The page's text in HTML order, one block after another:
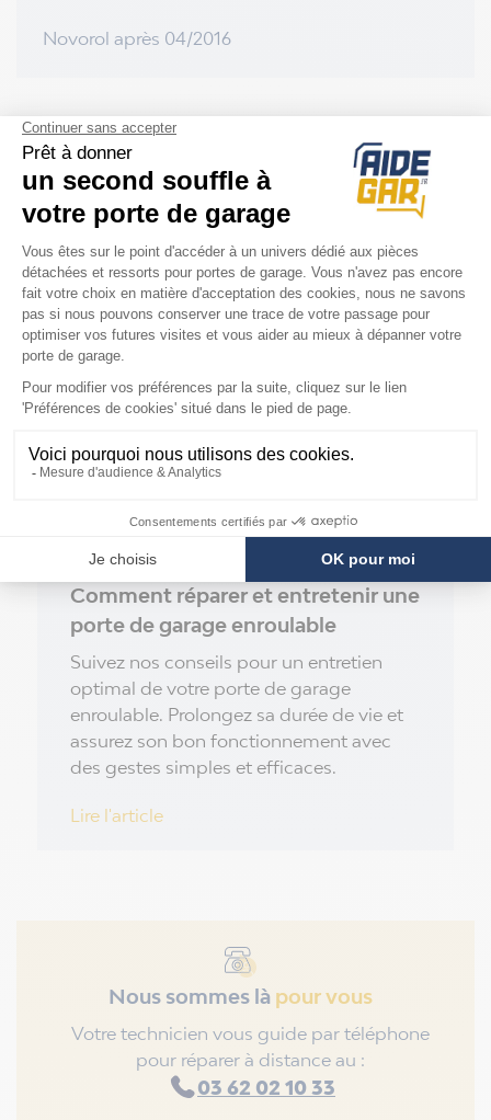
Novorol après 04/2016
ARTICLES DU BLOG EN RELATION
Comment réparer et entretenir une
porte de garage enroulable
Suivez nos conseils pour un entretien
optimal de votre porte de garage
enroulable. Prolongez sa durée de vie et
assurez son bon fonctionnement avec
des gestes simples et efficaces.
Lire l'article
Nous sommes là pour vous
Votre technicien vous guide par téléphone
pour réparer à distance au :
03 62 02 10 33